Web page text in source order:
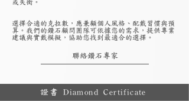
或失衡。
選擇合適的克拉數，應兼顧個人風格、配戴習慣與預
算。我們的鑽石顧問團隊可依據您的需求，提供專業
建議與實戴模擬，協助您找到最適合的選擇。
聯絡鑽石專家
證書 Diamond Certificate